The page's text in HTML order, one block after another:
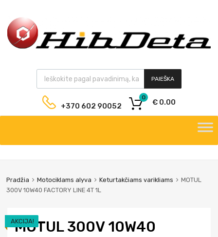
PAIEŠKA
+370 602 90052 € 0.00
0
Pradžia Motociklams alyva Keturtakčiams varikliams
MOTUL
300V 10W40 FACTORY LINE 4T 1L
MOTUL 300V 10W40
AKCIJA!